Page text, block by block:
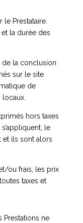
le Prestataire.
la durée des
de la conclusion
sur le site
de
locaux.
hors taxes
le
et ils sont alors
ou frais, les prix
taxes et
Prestations ne